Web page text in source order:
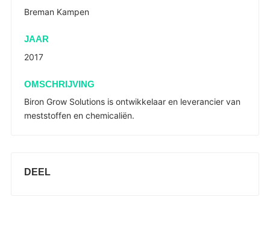
Breman Kampen
JAAR
2017
OMSCHRIJVING
Biron Grow Solutions is ontwikkelaar en leverancier van
meststoffen en chemicaliën.
DEEL